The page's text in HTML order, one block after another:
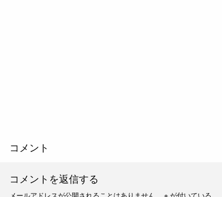
コメント
コメントを返信する